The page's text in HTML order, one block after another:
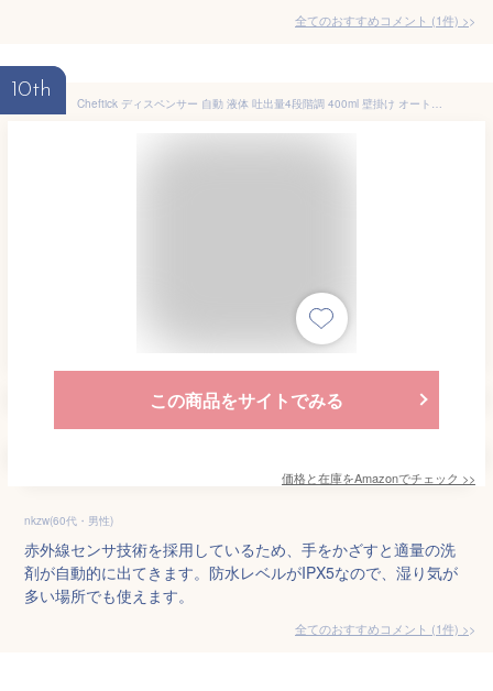
全てのおすすめコメント (1件) >
10th
Cheftick ディスペンサー 自動 液体 吐出量4段階調 400ml 壁掛け オートディスペンサー 食器洗剤 充電式 キッチン 洗面所などに適用 半透明ボトル 日本語説明書付き (液体タイプ, ブラック)
この商品をサイトでみる
価格と在庫をAmazonでチェック >>
nkzw(60代・男性)
赤外線センサ技術を採用しているため、手をかざすと適量の洗
剤が自動的に出てきます。防水レベルがIPX5なので、湿り気が
多い場所でも使えます。
全てのおすすめコメント (1件) >